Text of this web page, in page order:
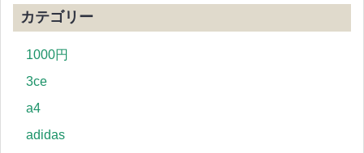
カテゴリー
1000円
3ce
a4
adidas